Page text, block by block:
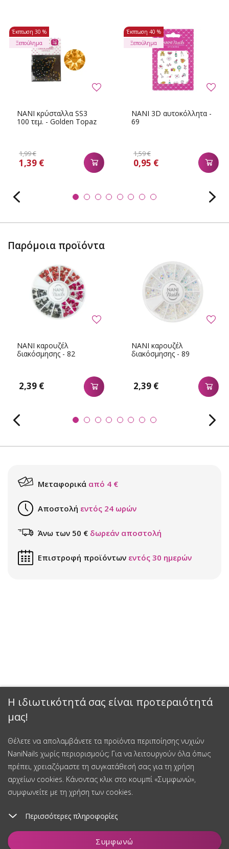
Η ιδιωτικότητά σας είναι προτεραιότητά
μας!
Θέλετε να απολαμβάνετε τα προϊόντα περιποίησης νυχιών
NaniNails χωρίς περιορισμούς; Για να λειτουργούν όλα όπως
πρέπει, χρειαζόμαστε τη συγκατάθεσή σας για τη χρήση
αρχείων cookies. Κάνοντας κλικ στο κουμπί «Συμφωνώ»,
συμφωνείτε με τη χρήση των cookies.
Περισσότερες πληροφορίες
Συμφωνώ
Προσθήκη στο καλάθι
NANI κρύσταλλα SS3
100 τεμ. - Golden Topaz
1,99 €
1,39 €
Έκπτωση 30 %
Ξεπούλημα
NANI 3D αυτοκόλλητα -
69
1,59 €
0,95 €
Έκπτωση 40 %
Ξεπούλημα
Παρόμοια προϊόντα
NANI καρουζέλ
διακόσμησης - 82
2,39 €
NANI καρουζέλ
διακόσμησης - 89
2,39 €
Μεταφορικά από 4 €
Αποστολή εντός 24 ωρών
Άνω των 50 € δωρεάν αποστολή
Επιστροφή προϊόντων εντός 30 ημερών